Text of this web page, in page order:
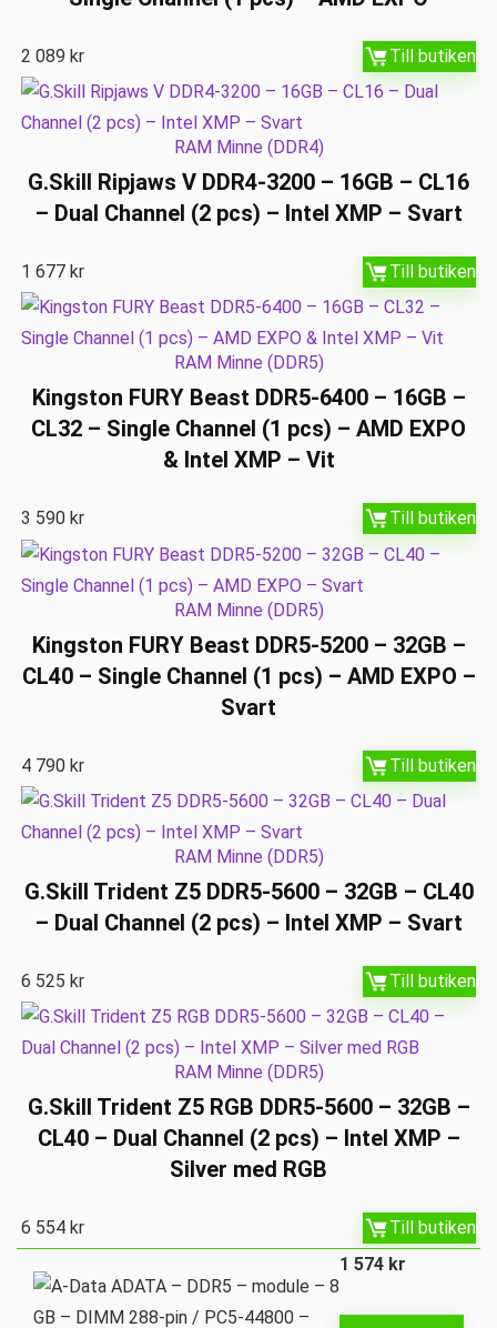
2 089kr Till butiken
RAM Minne (DDR4)
G.Skill Ripjaws V DDR4-3200 – 16GB – CL16
– Dual Channel (2 pcs) – Intel XMP – Svart
1 677 kr Till butiken
RAM Minne (DDR5)
Kingston FURY Beast DDR5-6400 – 16GB –
CL32 – Single Channel (1 pcs) – AMD EXPO
& Intel XMP – Vit
3 590 kr Till butiken
RAM Minne (DDR5)
Kingston FURY Beast DDR5-5200 – 32GB –
CL40 – Single Channel (1 pcs) – AMD EXPO –
Svart
4 790kr Till butiken
RAM Minne (DDR5)
G.Skill Trident Z5 DDR5-5600 – 32GB – CL40
– Dual Channel (2 pcs) – Intel XMP – Svart
6 525kr Till butiken
RAM Minne (DDR5)
G.Skill Trident Z5 RGB DDR5-5600 – 32GB –
CL40 – Dual Channel (2 pcs) – Intel XMP –
Silver med RGB
6 554kr
Till butiken
1 574 kr